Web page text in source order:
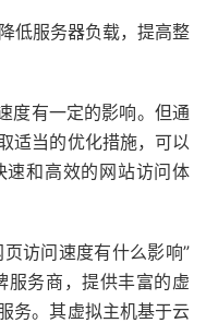
低服务器负载，提高整
度有一定的影响。但通
适当的优化措施，可以
和高效的网站访问体
访问速度有什么影响”
服务商，提供丰富的虚
务。其虚拟主机基于云